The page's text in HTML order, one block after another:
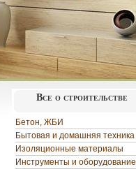
Все о строительстве
Бетон, ЖБИ
Бытовая и домашняя техника
Изоляционные материалы
Инструменты и оборудование